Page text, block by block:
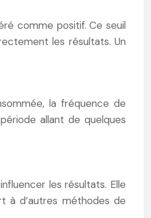
comme positif. Ce seuil
les résultats. Un
la fréquence de
allant de quelques
les résultats. Elle
à d’autres méthodes de